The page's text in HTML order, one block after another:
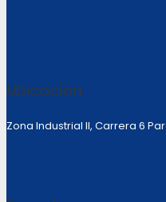
Ubicación:
Zona Industrial II, Carrera 6